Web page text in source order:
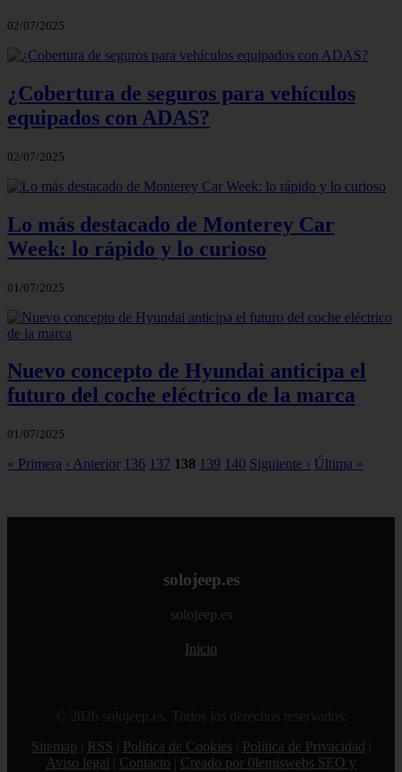
02/07/2025
¿Cobertura de seguros para vehículos
equipados con ADAS?
02/07/2025
Lo más destacado de Monterey Car
Week: lo rápido y lo curioso
01/07/2025
Nuevo concepto de Hyundai anticipa el
futuro del coche eléctrico de la marca
01/07/2025
« Primera ‹ Anterior 136 137 138 139 140 Siguiente › Última »
solojeep.es
solojeep.es
Inicio
© 2026 solojeep.es. Todos los derechos reservados.
Sitemap
RSS Política de Cookies Política de Privacidad
Aviso legal
Contacto
Creado por 0lemiswebs SEO y